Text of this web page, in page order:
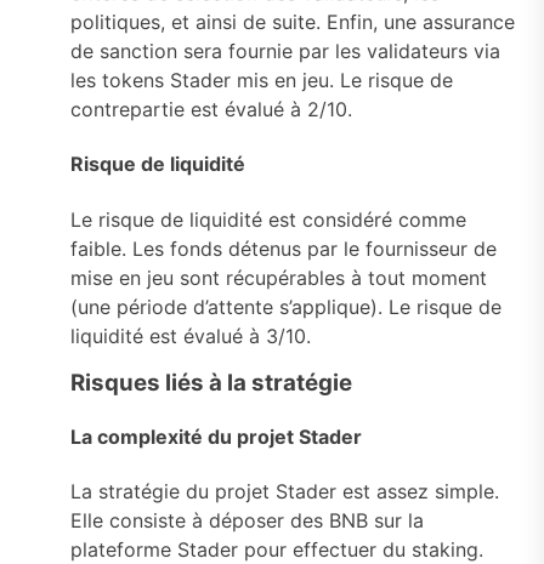
politiques, et ainsi de suite. Enfin, une assurance
de sanction sera fournie par les validateurs via
les tokens Stader mis en jeu. Le risque de
contrepartie est évalué à 2/10.
Risque de liquidité
Le risque de liquidité est considéré comme
faible. Les fonds détenus par le fournisseur de
mise en jeu sont récupérables à tout moment
(une période d’attente s’applique). Le risque de
liquidité est évalué à 3/10.
Risques liés à la stratégie
La complexité du projet Stader
La stratégie du projet Stader est assez simple.
Elle consiste à déposer des BNB sur la
plateforme Stader pour effectuer du staking.